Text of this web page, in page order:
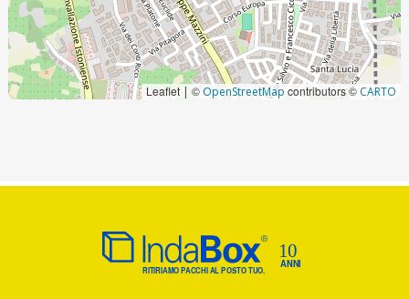
Leaflet | ©OpenStreetMap contributors © CARTO